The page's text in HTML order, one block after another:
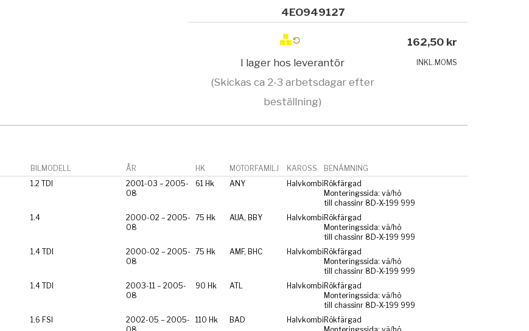
4EO949127
I lager hos leverantör
(Skickas ca 2-3 arbetsdagar efter
beställning)
162,50 kr
INKL.MOMS
BILMODELL ÅR HK MOTORFAMILJ KAROSS
BENÄMNING
1.2 TDI
2001-03 – 2005-
08
61 Hk ANY Halvkombi Rökfärgad
Monteringssida: vä/hö
till chassinr 8D-X-199 999
1.4
2000-02 – 2005-
08
75 Hk AUA, BBY Halvkombi Rökfärgad
Monteringssida: vä/hö
till chassinr 8D-X-199 999
1.4 TDI
2000-02 – 2005-
08
75 Hk AMF, BHC Halvkombi Rökfärgad
Monteringssida: vä/hö
till chassinr 8D-X-199 999
1.4 TDI
2003-11 – 2005-
08
90 Hk ATL Halvkombi Rökfärgad
Monteringssida: vä/hö
till chassinr 8D-X-199 999
1.6 FSI
2002-05 – 2005-
110 Hk BAD Halvkombi Rökfärgad